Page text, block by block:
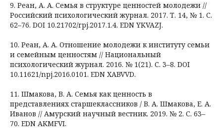
9. Реан, А. А. Семья в структуре ценностей молодежи //
Российский психологический журнал. 2017. Т. 14, № 1. С.
62–76. DOI 10.21702/rpj.2017.1.4. EDN YKVAZJ.
10. Реан, А. А. Отношение молодежи к институту семьи
и семейным ценностям // Национальный
психологический журнал. 2016. № 1(21). С. 3–8. DOI
10.11621/npj.2016.0101. EDN XABVVD.
11. Шмакова, В. А. Семья как ценность в
представлениях старшеклассников / В. А. Шмакова, Е. А.
Иванов // Амурский научный вестник. 2019. № 2. С. 63–
70. EDN AKMFVI.